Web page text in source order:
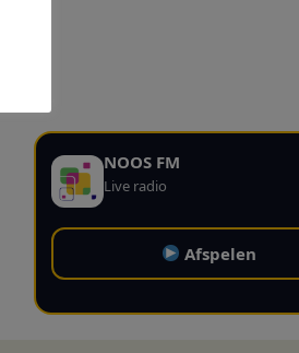
NOOS FM
Live radio
Afspelen